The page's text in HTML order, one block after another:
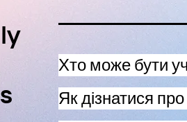
Хто може бути
Як дізнатися про